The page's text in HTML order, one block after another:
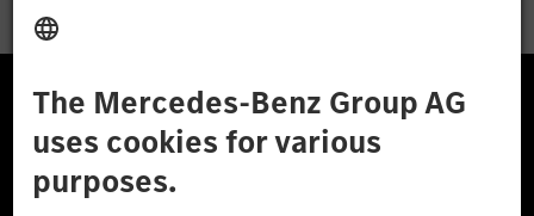
A Mercedes-Benz Csoport
A Mercedes-Benz Group AG (korábbi Daimler AG) a